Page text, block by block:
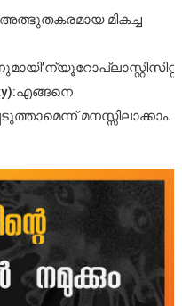
അത്ഭുതകരമായ മികച്ച
മനസ്സിലാക്കാം.